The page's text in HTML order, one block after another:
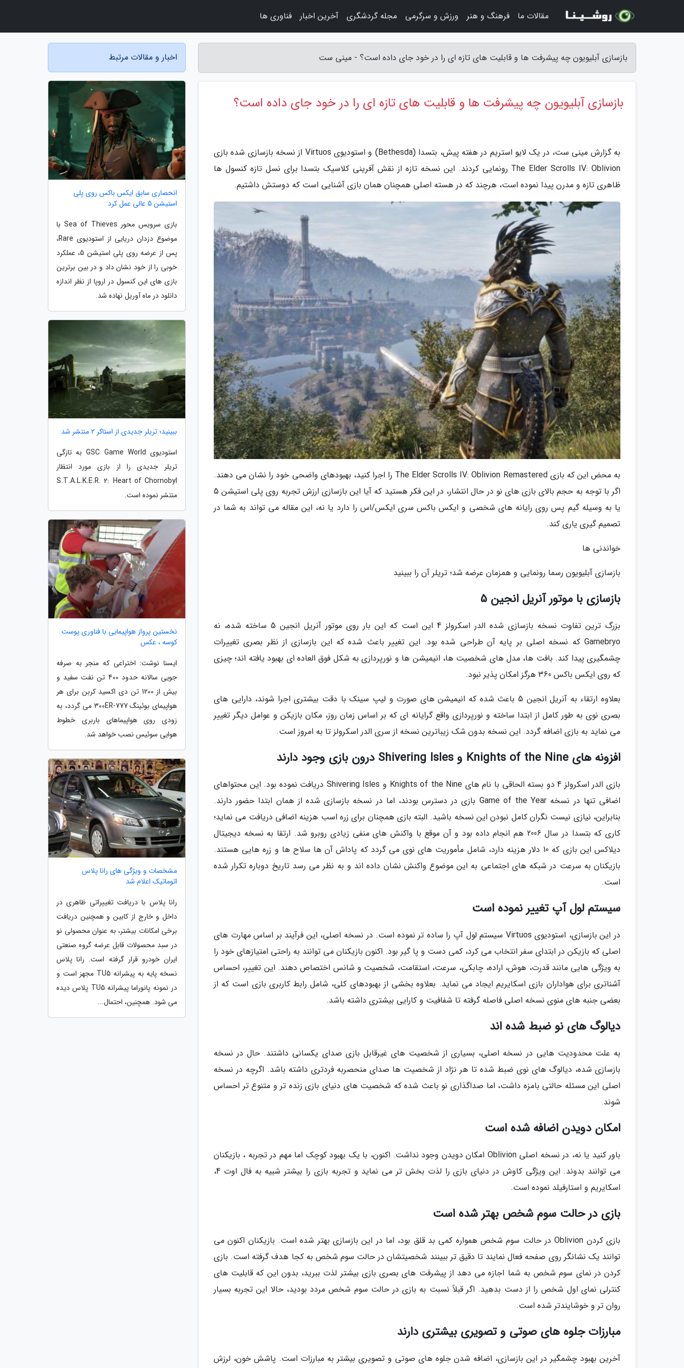
بازسازی آبلیویون چه پیشرفت ها و قابلیت های تازه ای را در خود جای داده است؟ - مینی ست
بازسازی آبلیویون چه پیشرفت ها و قابلیت های تازه ای را در خود جای داده است؟
به گزارش مینی ست، در یک لایو استریم در هفته پیش، بتسدا (Bethesda) و استودیوی Virtuos از نسخه بازسازی شده بازی
The Elder Scrolls IV: Oblivion رونمایی کردند. این نسخه تازه از نقش آفرینی کلاسیک بتسدا برای نسل تازه کنسول ها
ظاهری تازه و مدرن پیدا نموده است، هرچند که در هسته اصلی همچنان همان بازی آشنایی است که دوستش داشتیم.
به محض این که بازی The Elder Scrolls IV: Oblivion Remastered را اجرا کنید، بهبودهای واضحی خود را نشان می دهند.
اگر با توجه به حجم بالای بازی های نو در حال انتشار، در این فکر هستید که آیا این بازسازی ارزش تجربه روی پلی استیشن 5
یا به وسیله گیم پس روی رایانه های شخصی و ایکس باکس سری ایکس/اس را دارد یا نه، این مقاله می تواند به شما در
تصمیم گیری یاری کند.
خواندنی ها
بازسازی آبلیویون رسما رونمایی و همزمان عرضه شد؛ تریلر آن را ببینید
بازسازی با موتور آنریل انجین 5
بزرگ ترین تفاوت نسخه بازسازی شده الدر اسکرولز 4 این است که این بار روی موتور آنریل انجین 5 ساخته شده، نه
Gamebryo که نسخه اصلی بر پایه آن طراحی شده بود. این تغییر باعث شده که این بازسازی از نظر بصری تغییرات
چشمگیری پیدا کند. بافت ها، مدل های شخصیت ها، انیمیشن ها و نورپردازی به شکل فوق العاده ای بهبود یافته اند؛ چیزی
که روی ایکس باکس 360 هرگز امکان پذیر نبود.
بعلاوه ارتقاء به آنریل انجین 5 باعث شده که انیمیشن های صورت و لیپ سینک با دقت بیشتری اجرا شوند، دارایی های
بصری نوی به طور کامل از ابتدا ساخته و نورپردازی واقع گرایانه ای که بر اساس زمان روز، مکان بازیکن و عوامل دیگر تغییر
می نماید به بازی اضافه گردد. این نسخه بدون شک زیباترین نسخه از سری الدر اسکرولز تا به امروز است.
افزونه های Knights of the Nine و Shivering Isles درون بازی وجود دارند
بازی الدر اسکرولز 4 دو بسته الحاقی با نام های Knights of the Nine و Shivering Isles دریافت نموده بود. این محتواهای
اضافی تنها در نسخه Game of the Year بازی در دسترس بودند، اما در نسخه بازسازی شده از همان ابتدا حضور دارند.
بنابراین، نیازی نیست نگران کامل نبودن این نسخه باشید. البته بازی همچنان برای زره اسب هزینه اضافی دریافت می نماید؛
کاری که بتسدا در سال 2006 هم انجام داده بود و آن موقع با واکنش های منفی زیادی روبرو شد. ارتقا به نسخه دیجیتال
دیلاکس این بازی که 10 دلار هزینه دارد، شامل مأموریت های نوی می گردد که پاداش آن ها سلاح ها و زره هایی هستند.
بازیکنان به سرعت در شبکه های اجتماعی به این موضوع واکنش نشان داده اند و به نظر می رسد تاریخ دوباره تکرار شده
است.
سیستم لول آپ تغییر نموده است
در این بازسازی، استودیوی Virtuos سیستم لول آپ را ساده تر نموده است. در نسخه اصلی، این فرآیند بر اساس مهارت های
اصلی که بازیکن در ابتدای سفر انتخاب می کرد، کمی دست و پا گیر بود. اکنون بازیکنان می توانند به راحتی امتیازهای خود را
به ویژگی هایی مانند قدرت، هوش، اراده، چابکی، سرعت، استقامت، شخصیت و شانس اختصاص دهند. این تغییر، احساس
آشناتری برای هواداران بازی اسکایریم ایجاد می نماید. بعلاوه بخشی از بهبودهای کلی، شامل رابط کاربری بازی است که از
بعضی جنبه های منوی نسخه اصلی فاصله گرفته تا شفافیت و کارایی بیشتری داشته باشد.
دیالوگ های نو ضبط شده اند
به علت محدودیت هایی در نسخه اصلی، بسیاری از شخصیت های غیرقابل بازی صدای یکسانی داشتند. حال در نسخه
بازسازی شده، دیالوگ های نوی ضبط شده تا هر نژاد از شخصیت ها صدای منحصربه فردتری داشته باشد. اگرچه در نسخه
اصلی این مسئله حالتی بامزه داشت، اما صداگذاری نو باعث شده که شخصیت های دنیای بازی زنده تر و متنوع تر احساس
شوند.
امکان دویدن اضافه شده است
باور کنید یا نه، در نسخه اصلی Oblivion امکان دویدن وجود نداشت. اکنون، با یک بهبود کوچک اما مهم در تجربه ، بازیکنان
می توانند بدوند. این ویژگی کاوش در دنیای بازی را لذت بخش تر می نماید و تجربه بازی را بیشتر شبیه به فال اوت 4،
اسکایریم و استارفیلد نموده است.
بازی در حالت سوم شخص بهتر شده است
بازی کردن Oblivion در حالت سوم شخص همواره کمی بد قلق بود، اما در این بازسازی بهتر شده است. بازیکنان اکنون می
توانند یک نشانگر روی صفحه فعال نمایند تا دقیق تر ببینند شخصیتشان در حالت سوم شخص به کجا هدف گرفته است. بازی
کردن در نمای سوم شخص به شما اجازه می دهد از پیشرفت های بصری بازی بیشتر لذت ببرید، بدون این که قابلیت های
کنترلی نمای اول شخص را از دست بدهید. اگر قبلاً نسبت به بازی در حالت سوم شخص مردد بودید، حالا این تجربه بسیار
روان تر و خوشایندتر شده است.
مبارزات جلوه های صوتی و تصویری بیشتری دارند
آخرین بهبود چشمگیر در این بازسازی، اضافه شدن جلوه های صوتی و تصویری بیشتر به مبارزات است. پاشش خون، لرزش
اخبار و مقالات مرتبط
انحصاری سابق ایکس باکس روی پلی
استیشن 5 عالی عمل کرد
بازی سرویس محور Sea of Thieves با
موضوع دزدان دریایی از استودیوی Rare،
پس از عرضه روی پلی استیشن 5، عملکرد
خوبی را از خود نشان داد و در بین برترین
بازی های این کنسول در اروپا از نظر اندازه
دانلود در ماه آوریل نهاده شد.
ببینید؛ تریلر جدیدی از استاکر 2 منتشر شد
استودیوی GSC Game World به تازگی
تریلر جدیدی را از بازی مورد انتظار
S.T.A.L.K.E.R. 2: Heart of Chornobyl
منتشر نموده است.
نخستین پرواز هواپیمایی با فناوری پوست
کوسه ، عکس
ایسنا نوشت: اختراعی که منجر به صرفه
جویی سالانه حدود 400 تن نفت سفید و
بیش از 1200 تن دی اکسید کربن برای هر
هواپیمای بوئینگ 777-300ER می گردد، به
زودی روی هواپیماهای باربری خطوط
هوایی سوئیس نصب خواهد شد.
مشخصات و ویژگی های رانا پلاس
اتوماتیک اعلام شد
رانا پلاس با دریافت تغییراتی ظاهری در
داخل و خارج از کابین و همچنین دریافت
برخی امکانات بیشتر، به عنوان محصولی نو
در سبد محصولات قابل عرضه گروه صنعتی
ایران خودرو قرار گرفته است. رانا پلاس
نسخه پایه به پیشرانه TU5 مجهز است و
در نمونه پانوراما پیشرانه TU5 پلاس دیده
می شود. همچنین، احتمال...
مقالات ما فرهنگ و هنر ورزش و سرگرمی مجله گردشگری آخرین اخبار فناوری ها